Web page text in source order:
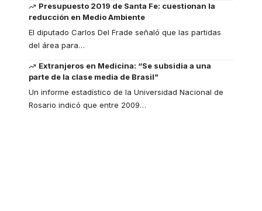
Presupuesto 2019 de Santa Fe: cuestionan la
reducción en Medio Ambiente
El diputado Carlos Del Frade señaló que las partidas
del área para…
Extranjeros en Medicina: “Se subsidia a una
parte de la clase media de Brasil”
Un informe estadístico de la Universidad Nacional de
Rosario indicó que entre 2009…